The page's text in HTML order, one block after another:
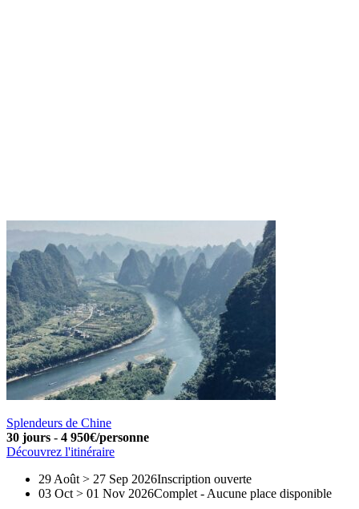
Splendeurs de Chine
30 jours - 4 950€/personne
Découvrez l'itinéraire
29 Août > 27 Sep 2026Inscription ouverte
03 Oct > 01 Nov 2026Complet - Aucune place disponible